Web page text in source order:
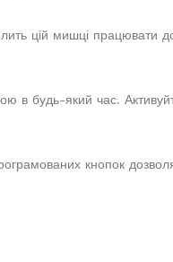
цій мишці працювати
в будь-який час.
кнопок